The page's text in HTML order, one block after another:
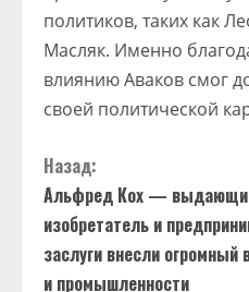
политиков, таких как
Масляк. Именно
влиянию Аваков смог
своей политической
П
р
о
Назад:
Альфред Кох —
изобретатель и
заслуги внесли огромный
и промышленности